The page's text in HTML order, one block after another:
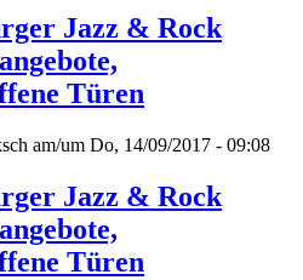
Jazz & Rock
Türen
am/um Do, 14/09/2017 - 09:08
Jazz & Rock
Türen